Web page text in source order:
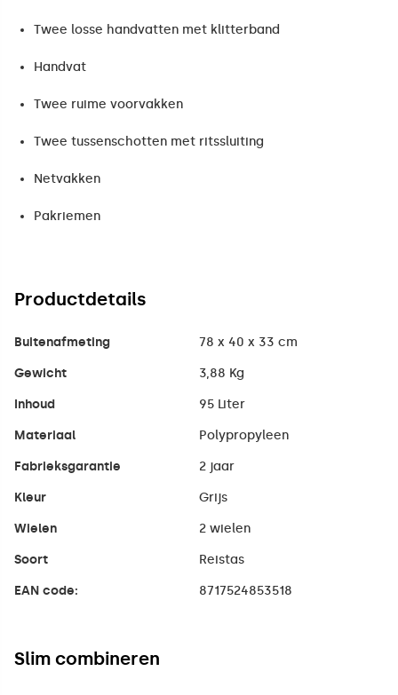
Twee losse handvatten met klitterband
Handvat
Twee ruime voorvakken
Twee tussenschotten met ritssluiting
Netvakken
Pakriemen
Productdetails
Buitenafmeting 78 x 40 x 33 cm
Gewicht 3,88 Kg
Inhoud 95 Liter
Materiaal Polypropyleen
Fabrieksgarantie 2 jaar
Kleur Grijs
Wielen 2 wielen
Soort Reistas
EAN code: 8717524853518
Slim combineren